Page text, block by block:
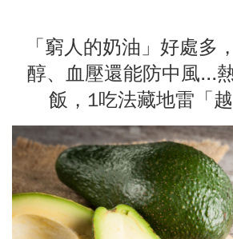
「窮人的奶油」好處多
醇、血壓還能防中風...
飯，1吃法藏地雷「越